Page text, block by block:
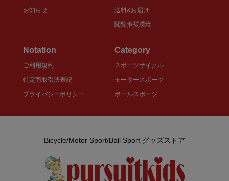
お知らせ
送料&お届け
閲覧推奨環境
Notation
ご利用規約
特定商取引法表記
プライバシーポリシー
Category
スポーツサイクル
モータースポーツ
ボールスポーツ
Bicycle/Motor Sport/Ball Sport グッズストア